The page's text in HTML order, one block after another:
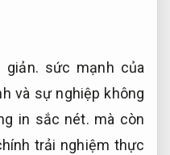
giản. sức mạnh của
và sự nghiệp không
in sắc nét. mà còn
trải nghiệm thực